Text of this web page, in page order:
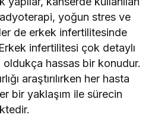
yoğun stres ve
de erkek infertilitesinde
infertilitesi çok detaylı
hassas bir konudur.
araştırılırken her hasta
bir yaklaşım ile sürecin